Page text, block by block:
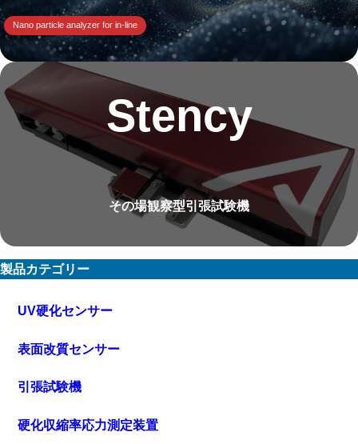
Nano particle analyzer for in-line
Stency
その場観察型引張試験機
製品カテゴリー
UV硬化センサー
表面改質センサー
引張試験機
硬化収縮率応力測定装置